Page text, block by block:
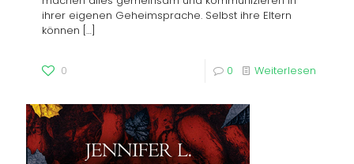
ihrer eigenen Geheimsprache. Selbst ihre Eltern
können […]
0 0 Weiterlesen